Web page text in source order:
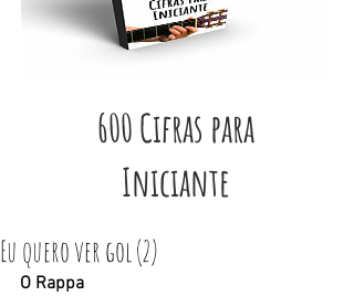
600 Cifras para
Iniciante
Eu quero ver gol (2)
O Rappa